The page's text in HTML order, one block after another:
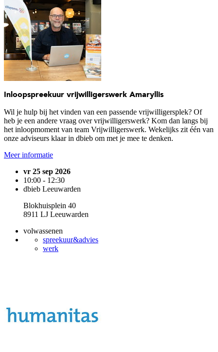
Inloopspreekuur vrijwilligerswerk Amaryllis
Wil je hulp bij het vinden van een passende vrijwilligersplek? Of
heb je een andere vraag over vrijwilligerswerk? Kom dan langs bij
het inloopmoment van team Vrijwilligerswerk. Wekelijks zit één van
onze adviseurs klaar in dbieb om met je mee te denken.
Meer informatie
vr 25 sep 2026
10:00 - 12:30
dbieb Leeuwarden
Blokhuisplein 40
8911 LJ Leeuwarden
volwassenen
spreekuur&advies
werk